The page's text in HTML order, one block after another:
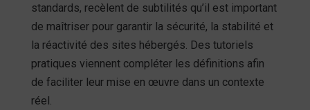
standards, recèlent de subtilités qu’il est important
de maîtriser pour garantir la sécurité, la stabilité et
la réactivité des sites hébergés. Des tutoriels
pratiques viennent compléter les définitions afin
de faciliter leur mise en œuvre dans un contexte
réel.